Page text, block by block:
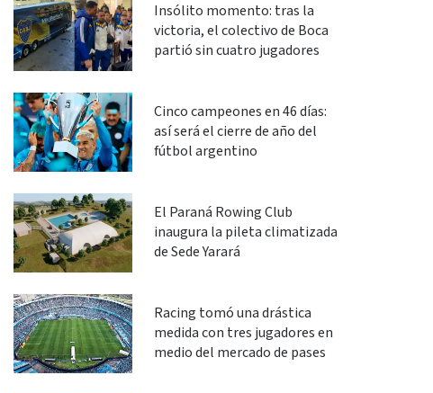
Insólito momento: tras la
victoria, el colectivo de Boca
partió sin cuatro jugadores
Cinco campeones en 46 días:
así será el cierre de año del
fútbol argentino
El Paraná Rowing Club
inaugura la pileta climatizada
de Sede Yarará
Racing tomó una drástica
medida con tres jugadores en
medio del mercado de pases